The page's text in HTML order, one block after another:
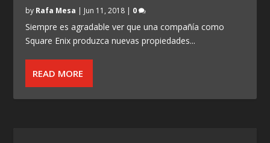
by Rafa Mesa | Jun 11, 2018 | 0
Siempre es agradable ver que una compañía como
Square Enix produzca nuevas propiedades...
READ MORE